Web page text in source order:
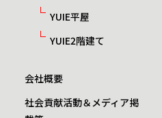
YUIE平屋
YUIE2階建て
会社概要
社会貢献活動＆メディア掲